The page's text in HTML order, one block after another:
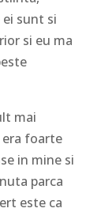
sunt si
si eu ma
mai
foarte
in mine si
parca
este ca